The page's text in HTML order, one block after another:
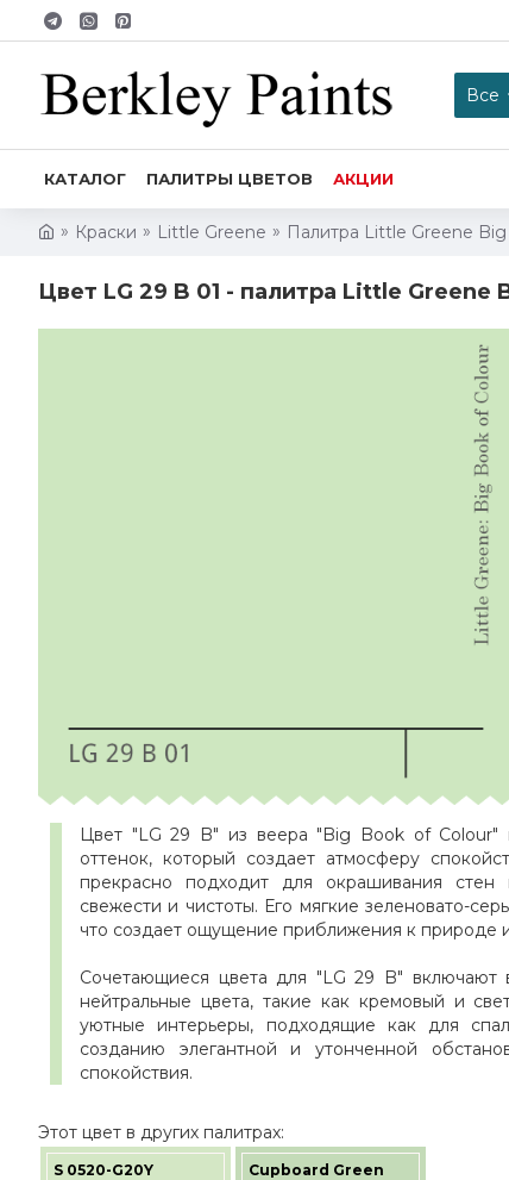
Все
КАТАЛОГ ПАЛИТРЫ ЦВЕТОВ АКЦИИ
Краски Little Greene Палитра Little Greene
Цвет LG 29 B 01 - палитра Little
Цвет "LG 29 B" из веера "Big Book of
оттенок, который создает атмосферу
прекрасно подходит для окрашивания стен
свежести и чистоты. Его мягкие зеленовато-
что создает ощущение приближения к природе
Сочетающиеся цвета для "LG 29 B" включают
нейтральные цвета, такие как кремовый и
уютные интерьеры, подходящие как для
созданию элегантной и утонченной
спокойствия.
Этот цвет в других палитрах:
S 0520-G20Y
Cupboard Green